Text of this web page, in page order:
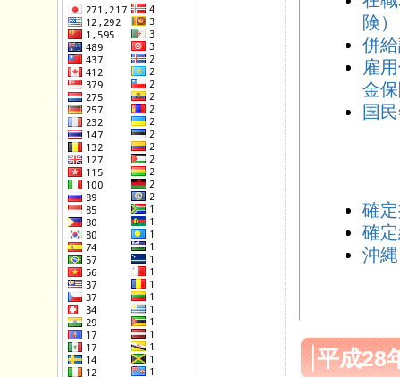
険）
併
雇
金
国
確
確
沖
平成28